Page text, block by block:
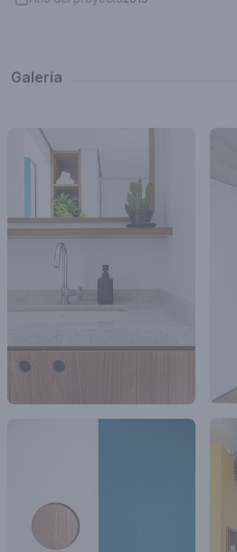
Galería